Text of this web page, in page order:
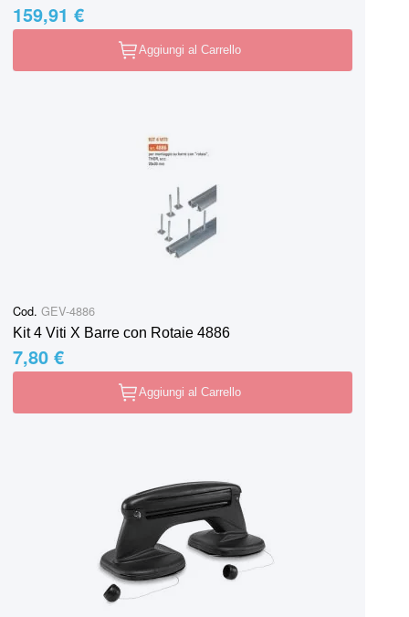
159,91 €
Aggiungi al Carrello
Cod. GEV-4886
Kit 4 Viti X Barre con Rotaie 4886
7,80 €
Aggiungi al Carrello